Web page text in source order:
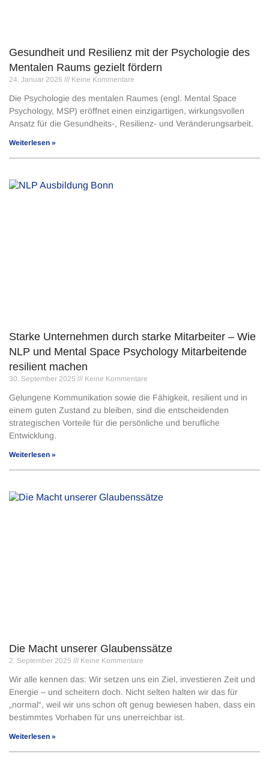
Gesundheit und Resilienz mit der Psychologie des
Mentalen Raums gezielt fördern
24. Januar 2026 Keine Kommentare
Die Psychologie des mentalen Raumes (engl. Mental Space
Psychology, MSP) eröffnet einen einzigartigen, wirkungsvollen
Ansatz für die Gesundheits-, Resilienz- und Veränderungsarbeit.
Weiterlesen »
Starke Unternehmen durch starke Mitarbeiter – Wie
NLP und Mental Space Psychology Mitarbeitende
resilient machen
30. September 2025 Keine Kommentare
Gelungene Kommunikation sowie die Fähigkeit, resilient und in
einem guten Zustand zu bleiben, sind die entscheidenden
strategischen Vorteile für die persönliche und berufliche
Entwicklung.
Weiterlesen »
Die Macht unserer Glaubenssätze
2. September 2025 Keine Kommentare
Wir alle kennen das: Wir setzen uns ein Ziel, investieren Zeit und
Energie – und scheitern doch. Nicht selten halten wir das für
„normal“, weil wir uns schon oft genug bewiesen haben, dass ein
bestimmtes Vorhaben für uns unerreichbar ist.
Weiterlesen »